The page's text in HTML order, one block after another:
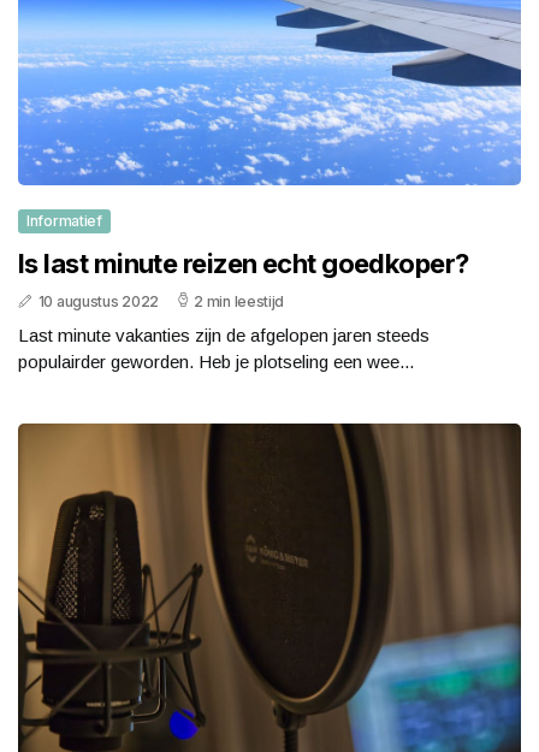
Informatief
Is last minute reizen echt goedkoper?
10 augustus 2022 2 min leestijd
Last minute vakanties zijn de afgelopen jaren steeds
populairder geworden. Heb je plotseling een wee...